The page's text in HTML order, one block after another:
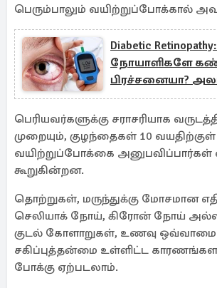
பெரும்பாலும் வயிற்றுப்போக்கால்
Diabetic Retinopathy:
நோயாளிகளே
பிரச்சனையா?
வேண்டாம்
பெரியவர்களுக்கு சராசரியாக
முறையும், குழந்தைகள் 10 வயதிற்குள்
வயிற்றுப்போக்கை
கூறுகின்றன.
தொற்றுகள், மருந்துக்கு மோசமான
செலியாக் நோய், கிரோன் நோய்
குடல் கோளாறுகள், உணவு
சகிப்புத்தன்மை உள்ளிட்ட
போக்கு ஏற்படலாம்.